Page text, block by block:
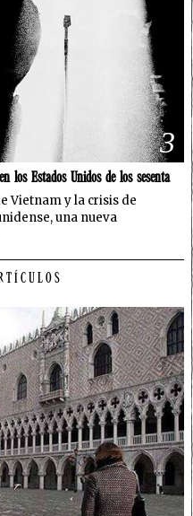
3
los Estados Unidos de los sesenta
Vietnam y la crisis de
una nueva